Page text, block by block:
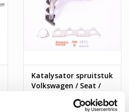
Katalysator spruitstuk
Volkswagen / Seat /
€229,00